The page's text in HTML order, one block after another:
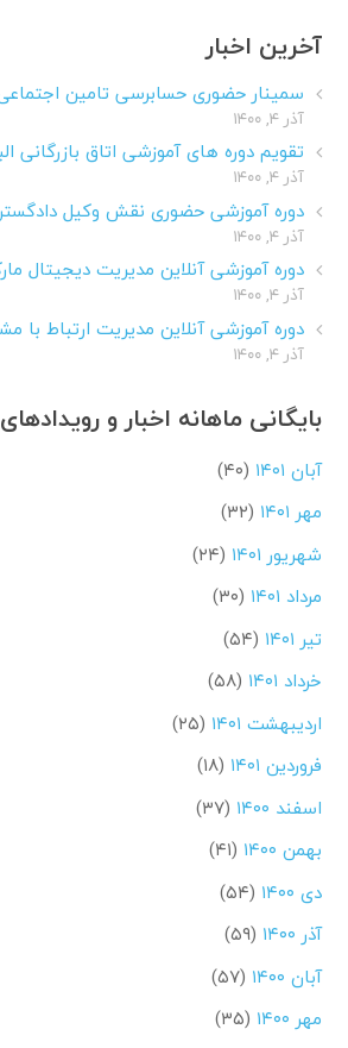
آخرین اخبار
سمینار حضوری حسابرسی تامین
آذر ۴, ۱۴۰۰
تقویم دوره های آموزشی اتاق بازرگانی البرز-
آذر ۴, ۱۴۰۰
دوره آموزشی حضوری نقش وکیل
آذر ۴, ۱۴۰۰
دوره آموزشی آنلاین مدیریت دیجیتال
آذر ۴, ۱۴۰۰
دوره آموزشی آنلاین مدیریت ارتباط با
آذر ۴, ۱۴۰۰
بایگانی ماهانه اخبار و
آبان ۱۴۰۱
(۴۰)
مهر ۱۴۰۱
(۳۲)
شهریور ۱۴۰۱
(۲۴)
مرداد ۱۴۰۱
(۳۰)
تیر ۱۴۰۱
(۵۴)
خرداد ۱۴۰۱
(۵۸)
اردیبهشت ۱۴۰۱
(۲۵)
فروردین ۱۴۰۱
(۱۸)
اسفند ۱۴۰۰
(۳۷)
بهمن ۱۴۰۰
(۴۱)
دی ۱۴۰۰
(۵۴)
آذر ۱۴۰۰
(۵۹)
آبان ۱۴۰۰
(۵۷)
مهر ۱۴۰۰
(۳۵)